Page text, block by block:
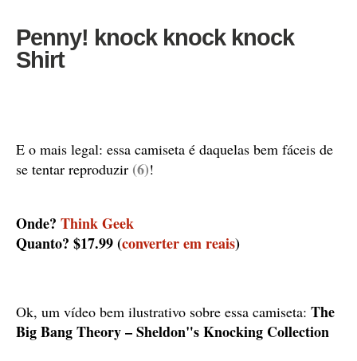
Penny! knock knock knock
Shirt
E o mais legal: essa camiseta é daquelas bem fáceis de
se tentar reproduzir (6)!
Onde? Think Geek
Quanto? $17.99 (converter em reais)
Ok, um vídeo bem ilustrativo sobre essa camiseta: The
Big Bang Theory – Sheldon"s Knocking Collection